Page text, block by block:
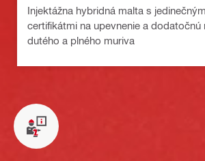
Injektážna hybridná malta s
certifikátmi na upevnenie a dodatočnú
dutého a plného muriva